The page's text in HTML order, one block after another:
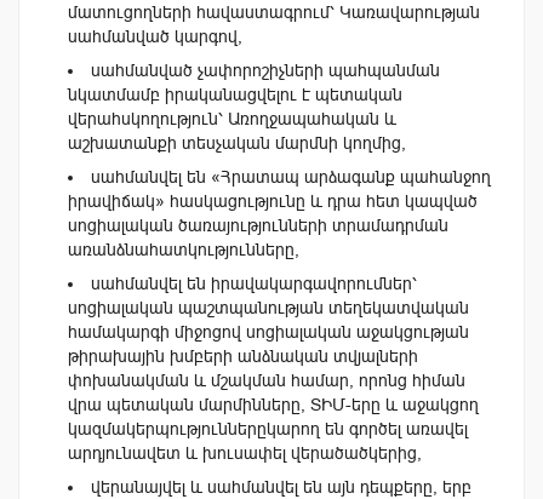
մատուցողների հավաստագրում՝ Կառավարության
սահմանված կարգով,
սահմանված չափորոշիչների պահպանման
նկատմամբ իրականացվելու է պետական
վերահսկողություն՝ Առողջապահական և
աշխատանքի տեսչական մարմնի կողմից,
սահմանվել են «Հրատապ արձագանք պահանջող
իրավիճակ» հասկացությունը և դրա հետ կապված
սոցիալական ծառայությունների տրամադրման
առանձնահատկությունները,
սահմանվել են իրավակարգավորումներ՝
սոցիալական պաշտպանության տեղեկատվական
համակարգի միջոցով սոցիալական աջակցության
թիրախային խմբերի անձնական տվյալների
փոխանակման և մշակման համար, որոնց հիման
վրա պետական մարմինները, ՏԻՄ-երը և աջակցող
կազմակերպություններըկարող են գործել առավել
արդյունավետ և խուսափել վերածածկերից,
վերանայվել և սահմանվել են այն դեպքերը, երբ